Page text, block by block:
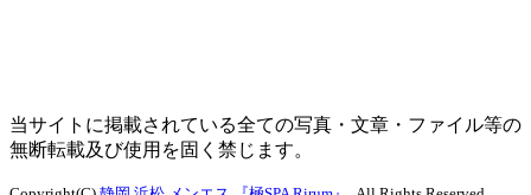
当サイトに掲載されている全ての写真・文章・ファイル等の
無断転載及び使用を固く禁じます。